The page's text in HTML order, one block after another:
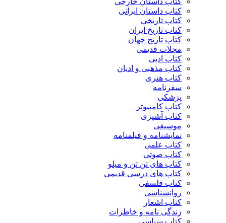
کتاب داستان ایرانی
کتاب تاریخی
کتاب تاریخ ایران
کتاب تاریخ جهان
مجلات قدیمی
کتاب ادبی
کتاب مذهبی و ادیان
کتاب هنری
سفرنامه
پزشکی
کتاب کامپیوتر
کتاب آشپزی
موسیقی
نمایشنامه و فیلمنامه
کتاب علمی
کتاب صوتی
کتاب های تن تن و میلو
کتاب های درسی قدیمی
کتاب فلسفی
روانشناسی
کتاب اشعار
زندگی نامه و خاطرات